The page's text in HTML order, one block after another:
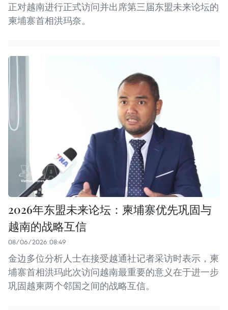
正对越南进行正式访问并出席第三届东盟未来论坛的
柬埔寨首相洪玛奈。
2026年东盟未来论坛：柬埔寨优先巩固与
越南的战略互信
08/06/2026 08:49
金边多位分析人士在接受越通社记者采访时表示，柬
埔寨首相洪玛此次访问越南最重要的意义在于进一步
巩固越柬两个邻国之间的战略互信。